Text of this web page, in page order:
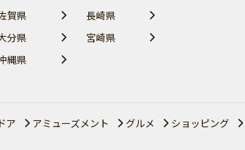
賀県
長崎県
分県
宮崎県
縄県
ア アミューズメント グルメ ショッピング